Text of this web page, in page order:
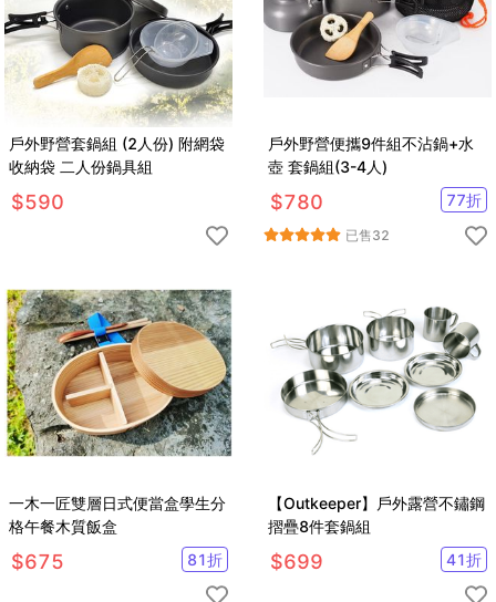
戶外野營套鍋組 (2人份) 附網袋
收納袋 二人份鍋具組
$590
戶外野營便攜9件組不沾鍋+水
壺 套鍋組(3-4人)
$780 77折
已售32
一木一匠雙層日式便當盒學生分
格午餐木質飯盒
$675 81折
【Outkeeper】戶外露營不鏽鋼
摺疊8件套鍋組
$699 41折